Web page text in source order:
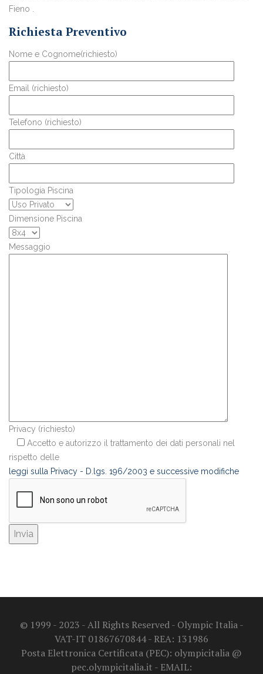
Fieno .
Richiesta Preventivo
Nome e Cognome(richiesto)
Email (richiesto)
Telefono (richiesto)
Città
Tipologia Piscina
Dimensione Piscina
Messaggio
Privacy (richiesto)
Accetto e autorizzo il trattamento dei dati personali nel
rispetto delle
leggi sulla Privacy - D.lgs. 196/2003 e successive modifiche
© 1999 - 2023 - All Rights Reserved - Olympic Italia -
VAT-IT 01867670844 - REA: 131986
Posta Elettronica Certificata (PEC): olympicitalia @
pec.olympicitalia.it - EMAIL: